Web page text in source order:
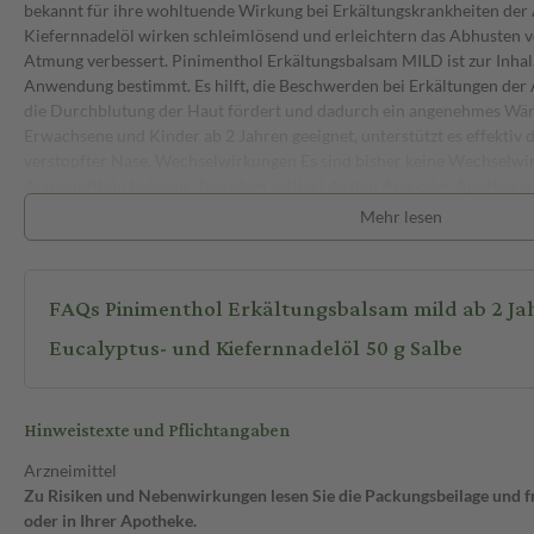
bekannt für ihre wohltuende Wirkung bei Erkältungskrankheiten der
Kiefernnadelöl wirken schleimlösend und erleichtern das Abhusten
Atmung verbessert. Pinimenthol Erkältungsbalsam MILD ist zur
Anwendung bestimmt. Es hilft, die Beschwerden bei Erkältungen der
die Durchblutung der Haut fördert und dadurch ein angenehmes
Kind andere Arzneimittel einnimmt. Dies gilt auch für nicht
Nebenwirkungen Wie alle Arzneimittel kann auch Pinimenthol
Hustenreiz kommen. Bei Säuglingen und Kleinkindern unter 2
schweren Atemstörungen auftreten. Bei nicht
können Übelkeit, Erbrechen und Durchfall auftreten. Wenn du oder
angewendet? Pinimenthol Erkältungsbalsam MILD wird zur
Inhalation verwendet. Für Kinder ab 2 Jahren sowie Erwachsene
morgens und abends mit einem ca. 5 cm langen Salbenstrang
ab 6 Jahren und Erwachsenen wird ebenfalls ein 5 cm langer
Mehr lesen
FAQs Pinimenthol Erkältungsbalsam mild ab 2
Eucalyptus- und Kiefernnadelöl 50 g Salbe
Hinweistexte und Pflichtangaben
Arzneimittel
Zu Risiken und Nebenwirkungen lesen Sie die Packungsbeilage
oder in Ihrer Apotheke.